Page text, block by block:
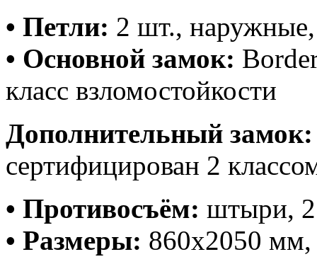
• Петли: 2 шт.,
• Основной замок:
класс взломостойкости
Дополнительный замок:
сертифицирован 2
• Противосъём: штыри,
• Размеры: 860х2050